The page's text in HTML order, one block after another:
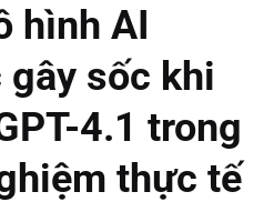
hình AI
gây sốc khi
4.1 trong
thực tế